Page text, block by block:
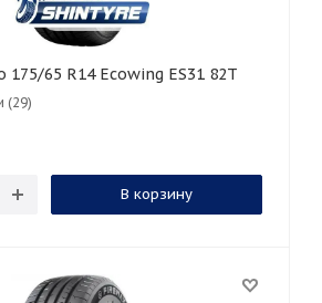
175/65 R14 Ecowing ES31 82T
(29)
В корзину